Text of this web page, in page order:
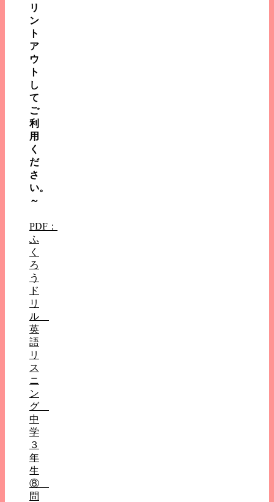
リ
ン
ト
ア
ウ
ト
し
て
ご
利
用
く
だ
さ
い。
～
PDF：
ふ
く
ろ
う
ド
リ
ル
英
語
リ
ス
ニ
ン
グ
中
学
３
年
生
⑧
問